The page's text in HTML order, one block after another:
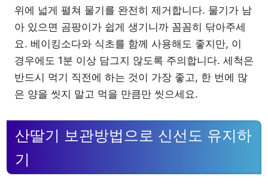
위에 넓게 펼쳐 물기를 완전히 제거합니다. 물기가 남
아 있으면 곰팡이가 쉽게 생기니까 꼼꼼히 닦아주세
요. 베이킹소다와 식초를 함께 사용해도 좋지만, 이
경우에도 1분 이상 담그지 않도록 주의합니다. 세척은
반드시 먹기 직전에 하는 것이 가장 좋고, 한 번에 많
은 양을 씻지 말고 먹을 만큼만 씻으세요.
산딸기 보관방법으로 신선도 유지하
기